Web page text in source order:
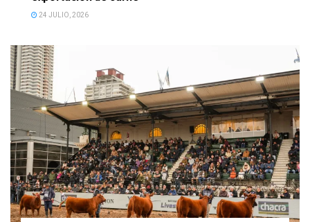
24 JULIO, 2026